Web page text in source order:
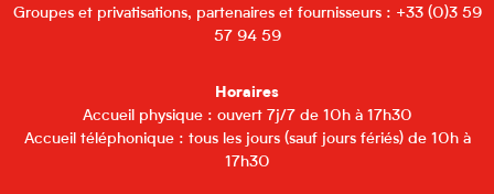
Groupes et privatisations, partenaires et fournisseurs : +33 (0)3 59
57 94 59
Horaires
Accueil physique : ouvert 7j/7 de 10h à 17h30
Accueil téléphonique : tous les jours (sauf jours fériés) de 10h à
17h30